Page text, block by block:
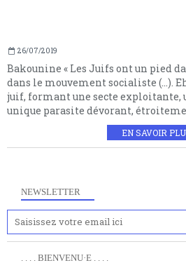
26/07/2019
Bakounine « Les Juifs ont un pied
dans le mouvement socialiste (…).
juif, formant une secte exploitante,
unique parasite dévorant,
EN SAVOIR
NEWSLETTER
. . . . BIENVENU·E . . . .